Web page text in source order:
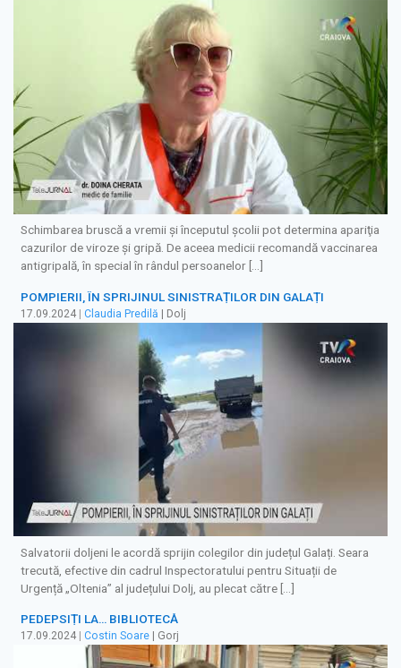
Schimbarea bruscă a vremii şi începutul şcolii pot determina apariţia
cazurilor de viroze şi gripă. De aceea medicii recomandă vaccinarea
antigripală, în special în rândul persoanelor […]
POMPIERII, ÎN SPRIJINUL SINISTRAȚILOR DIN GALAȚI
17.09.2024 | Claudia Predilă | Dolj
Salvatorii doljeni le acordă sprijin colegilor din județul Galați. Seara
trecută, efective din cadrul Inspectoratului pentru Situații de
Urgență „Oltenia” al județului Dolj, au plecat către […]
PEDEPSIȚI LA… BIBLIOTECĂ
17.09.2024 Costin Soare | Gorj